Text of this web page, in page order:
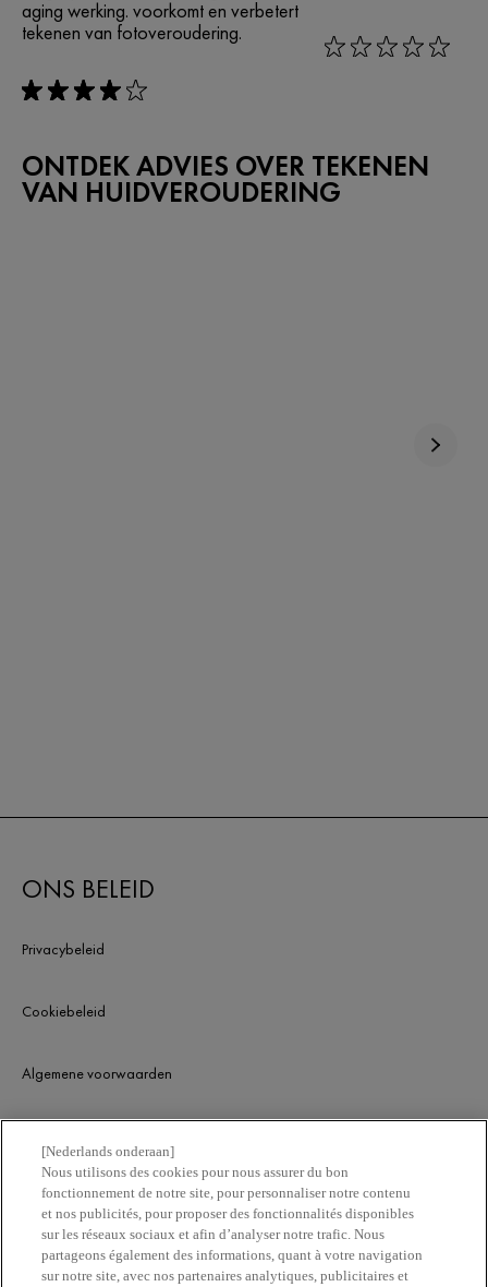
aging werking. voorkomt en verbetert
tekenen van fotoveroudering.
rating: 4 out of 5
rating: 0 out of 5
ONTDEK ADVIES OVER TEKENEN
VAN HUIDVEROUDERING
ONS BELEID
Privacybeleid
Cookiebeleid
Algemene voorwaarden
KLANTENSERVICE
Contacteer ons
Vind een apotheek
[Nederlands onderaan]
Nous utilisons des cookies pour nous assurer du bon
fonctionnement de notre site, pour personnaliser notre contenu
et nos publicités, pour proposer des fonctionnalités disponibles
sur les réseaux sociaux et afin d’analyser notre trafic. Nous
partageons également des informations, quant à votre navigation
sur notre site, avec nos partenaires analytiques, publicitaires et